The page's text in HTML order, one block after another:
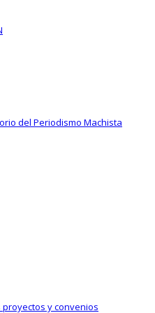
del Periodismo Machista
proyectos y convenios
es/ebook/la-
el campo de
de usuario, si